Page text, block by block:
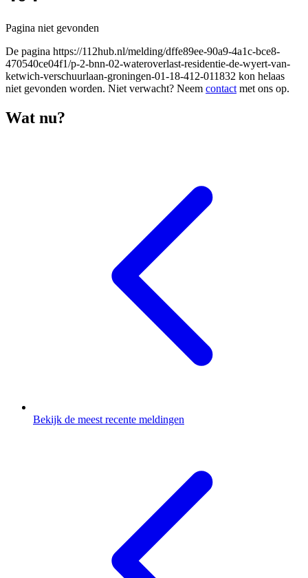
Pagina niet gevonden
De pagina https://112hub.nl/melding/dffe89ee-90a9-4a1c-bce8-
470540ce04f1/p-2-bnn-02-wateroverlast-residentie-de-wyert-van-
ketwich-verschuurlaan-groningen-01-18-412-011832 kon helaas
niet gevonden worden. Niet verwacht? Neem contact met ons op.
Wat nu?
Bekijk de meest recente meldingen